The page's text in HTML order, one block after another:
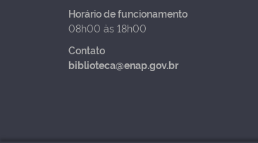
Horário de funcionamento
08h00 às 18h00
Contato
biblioteca@enap.gov.br